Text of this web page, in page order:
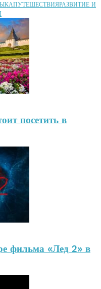
ПУТЕШЕСТВИЯРАЗВИТИЕ И
посетить в
фильма «Лед 2» в